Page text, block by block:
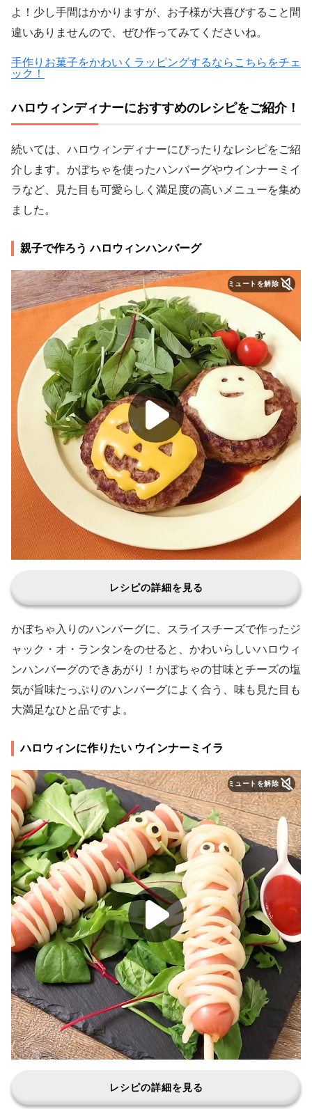
よ！少し手間はかかりますが、お子様が大喜びすること間
違いありませんので、ぜひ作ってみてくださいね。
手作りお菓子をかわいくラッピングするならこちらをチェ
ック！
ハロウィンディナーにおすすめのレシピをご紹介！
続いては、ハロウィンディナーにぴったりなレシピをご紹
介します。かぼちゃを使ったハンバーグやウインナーミイ
ラなど、見た目も可愛らしく満足度の高いメニューを集め
ました。
親子で作ろう ハロウィンハンバーグ
ミュートを解除
レシピの詳細を見る
かぼちゃ入りのハンバーグに、スライスチーズで作ったジ
ャック・オ・ランタンをのせると、かわいらしいハロウィ
ンハンバーグのできあがり！かぼちゃの甘味とチーズの塩
気が旨味たっぷりのハンバーグによく合う、味も見た目も
大満足なひと品ですよ。
ハロウィンに作りたい ウインナーミイラ
ミュートを解除
レシピの詳細を見る